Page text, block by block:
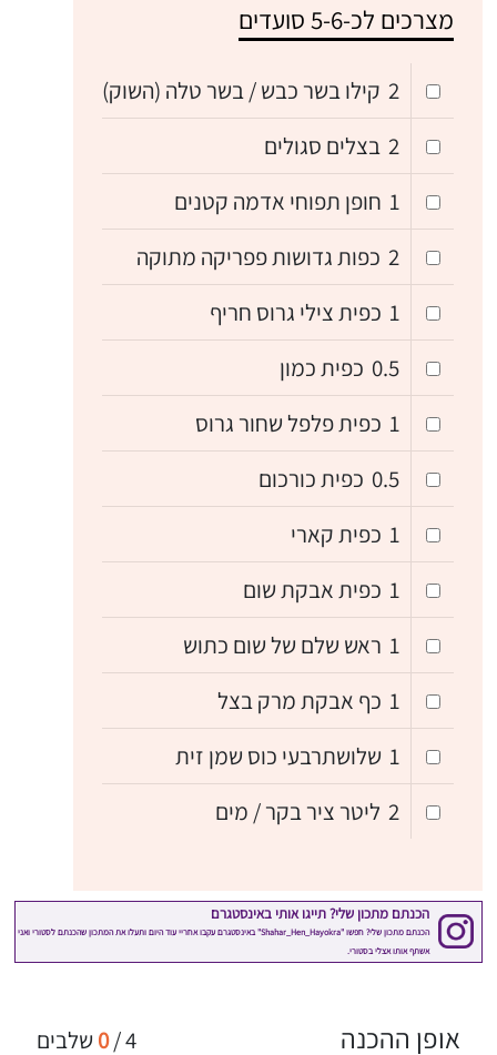
מצרכים לכ-5-6 סועדים
2 קילו בשר כבש / בשר טלה (השוק)
2 בצלים סגולים
1 חופן תפוחי אדמה קטנים
2 כפות גדושות פפריקה מתוקה
1 כפית צילי גרוס חריף
0.5 כפית כמון
1 כפית פלפל שחור גרוס
0.5 כפית כורכום
1 כפית קארי
1 כפית אבקת שום
1 ראש שלם של שום כתוש
1 כף אבקת מרק בצל
1 שלושתרבעי כוס שמן זית
2 ליטר ציר בקר / מים
4
/
0 שלבים אופן ההכנה